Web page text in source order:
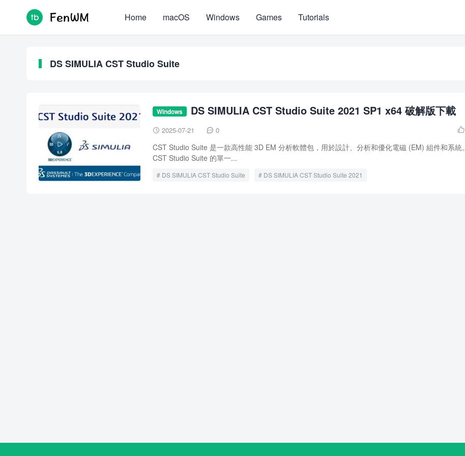
Home macOS Windows Games Tutorials
DS SIMULIA CST Studio Suite
Windows DS SIMULIA CST Studio Suite 2021 SP1 x64 破解版下載
 2025-07-21  0 
CST Studio Suite 是一款高性能 3D EM 分析軟體包，用於設計、分析和優化電磁 (EM) 組件和系統。
CST Studio Suite 的單一...
DS SIMULIA CST Studio Suite DS SIMULIA CST Studio Suite 2021